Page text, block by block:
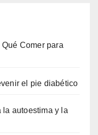
Comer para
el pie diabético
la autoestima y la